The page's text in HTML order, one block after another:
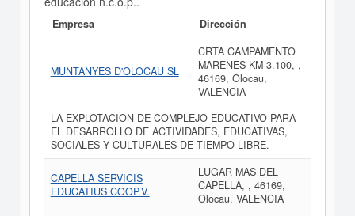
Empresa Dirección
MUNTANYES D'OLOCAU SL
CRTA CAMPAMENTO
MARENES KM 3.100, ,
46169, Olocau,
VALENCIA
LA EXPLOTACION DE COMPLEJO EDUCATIVO PARA
EL DESARROLLO DE ACTIVIDADES, EDUCATIVAS,
SOCIALES Y CULTURALES DE TIEMPO LIBRE.
CAPELLA SERVICIS
EDUCATIUS COOP.V.
LUGAR MAS DEL
CAPELLA, , 46169,
Olocau, VALENCIA